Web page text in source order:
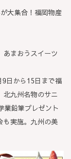
大集合！福岡物産
あまおうスイーツ
日から15日まで福
北九州名物のサニ
業鉛筆プレゼント
も実施。九州の美